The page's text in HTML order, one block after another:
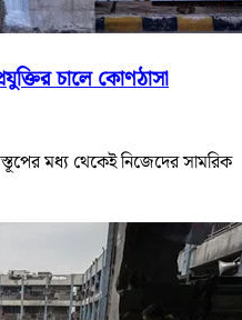
চালে কোণঠাসা
মধ্য থেকেই নিজেদের সামরিক